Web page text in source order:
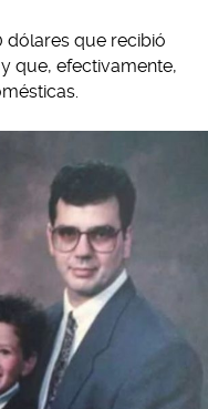
dólares que recibió
que, efectivamente,